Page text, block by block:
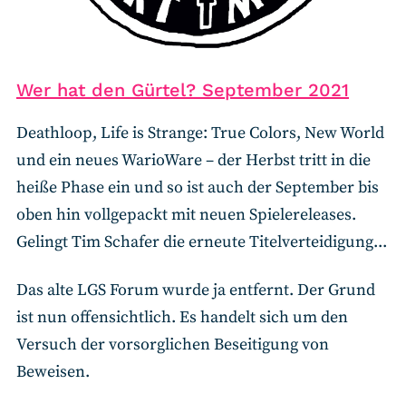
Wer hat den Gürtel? September 2021
Deathloop, Life is Strange: True Colors, New World
und ein neues WarioWare – der Herbst tritt in die
heiße Phase ein und so ist auch der September bis
oben hin vollgepackt mit neuen Spielereleases.
Gelingt Tim Schafer die erneute Titelverteidigung...
Das alte LGS Forum wurde ja entfernt. Der Grund
ist nun offensichtlich. Es handelt sich um den
Versuch der vorsorglichen Beseitigung von
Beweisen.